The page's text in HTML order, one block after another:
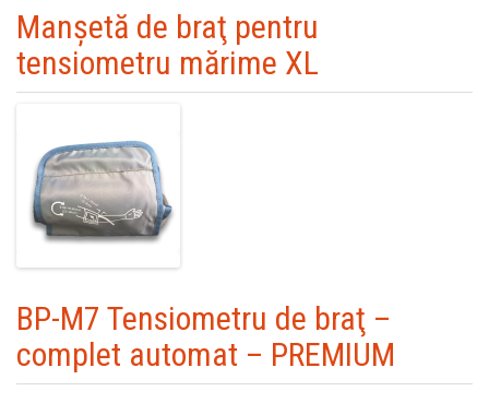
Manşetă de braţ pentru
tensiometru mărime XL
BP-M7 Tensiometru de braţ –
complet automat – PREMIUM